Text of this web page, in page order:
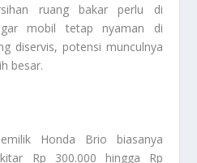
ruang bakar perlu di
mobil tetap nyaman di
diservis, potensi munculnya
besar.
Honda Brio biasanya
Rp 300.000 hingga Rp